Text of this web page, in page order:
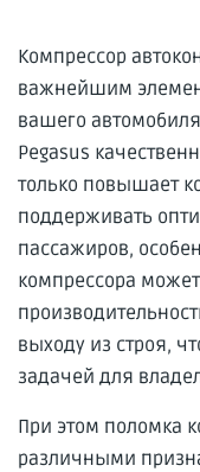
Компрессор
важнейшим
вашего
Pegasus
только повышает
поддерживать
пассажиров,
компрессора
выходу из строя,
задачей для
При этом поломка
различными